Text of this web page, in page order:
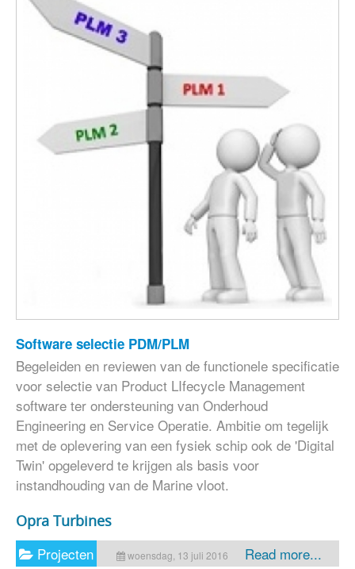
Software selectie PDM/PLM
Begeleiden en reviewen van de functionele specificatie
voor selectie van Product LIfecycle Management
software ter ondersteuning van Onderhoud
Engineering en Service Operatie. Ambitie om tegelijk
met de oplevering van een fysiek schip ook de 'Digital
Twin' opgeleverd te krijgen als basis voor
instandhouding van de Marine vloot.
Opra Turbines
Projecten woensdag, 13 juli 2016 Read more...